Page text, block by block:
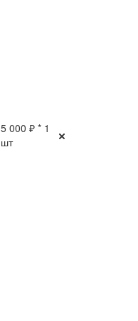
5 000 ₽ * 1
шт